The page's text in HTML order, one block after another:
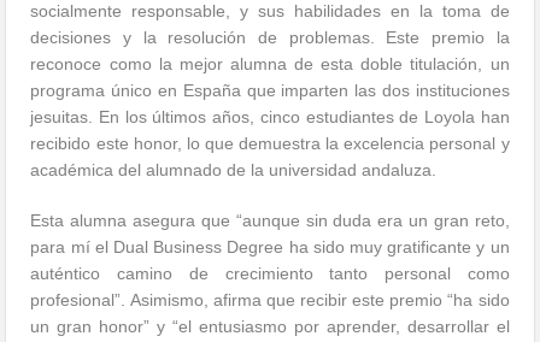
socialmente responsable, y sus habilidades en la toma de
decisiones y la resolución de problemas. Este premio la
reconoce como la mejor alumna de esta doble titulación, un
programa único en España que imparten las dos instituciones
jesuitas. En los últimos años, cinco estudiantes de Loyola han
recibido este honor, lo que demuestra la excelencia personal y
académica del alumnado de la universidad andaluza.
Esta alumna asegura que “aunque sin duda era un gran reto,
para mí el Dual Business Degree ha sido muy gratificante y un
auténtico camino de crecimiento tanto personal como
profesional”. Asimismo, afirma que recibir este premio “ha sido
un gran honor” y “el entusiasmo por aprender, desarrollar el